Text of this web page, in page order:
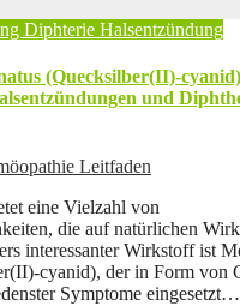
Diphterie Halsentzündung
(Quecksilber(II)-
und
Leitfaden
eine Vielzahl von
die auf natürlichen
interessanter Wirkstoff ist
cyanid), der in Form von
Symptome eingesetzt…